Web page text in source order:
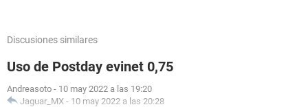
Discusiones similares
Uso de Postday evinet 0,75
Andreasoto - 10 may 2022 a las 19:20
Jaguar_MX - 10 may 2022 a las 20:28